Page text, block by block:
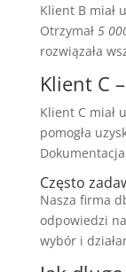
Klient B miał
Otrzymał 5
rozwiązała
Klient C
Klient C miał
pomogła
Często
Nasza firma
odpowiedzi
wybór i